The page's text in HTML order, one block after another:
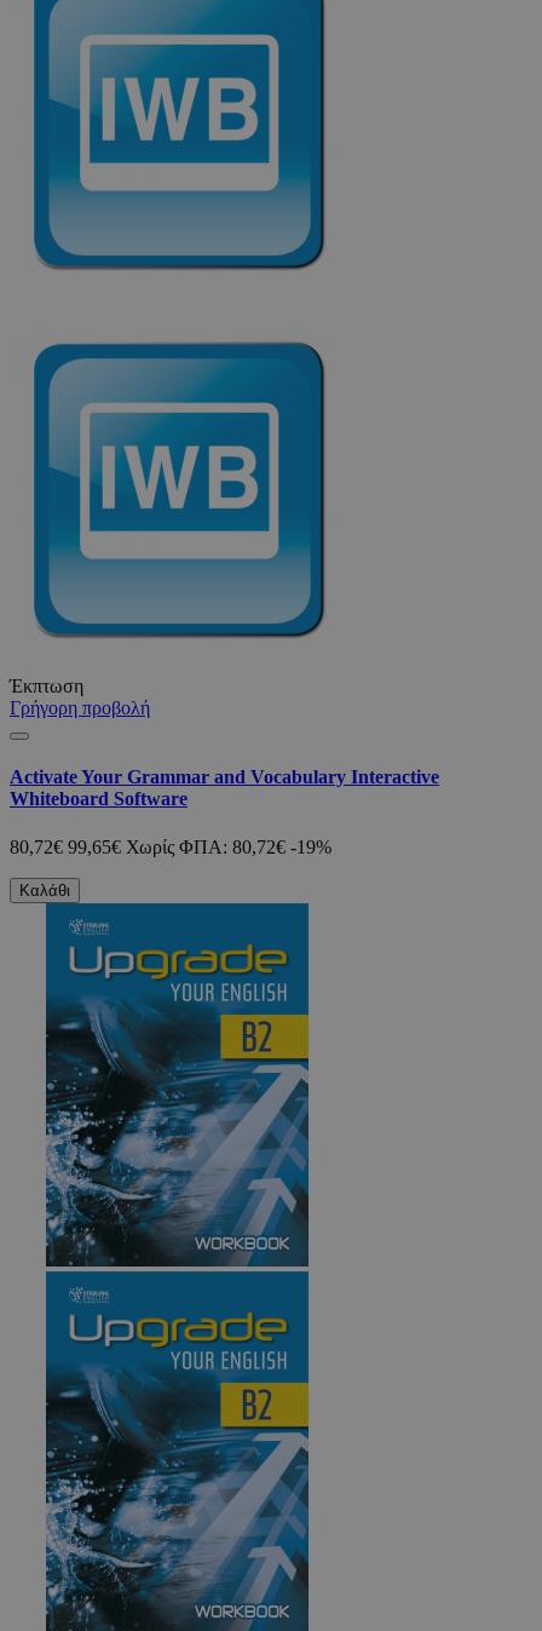
Έκπτωση
Γρήγορη προβολή
Activate Your Grammar and Vocabulary Interactive
Whiteboard Software
80,72€ 99,65€ Χωρίς ΦΠΑ: 80,72€ -19%
Καλάθι